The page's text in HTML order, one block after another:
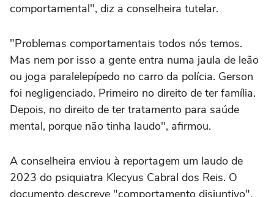
comportamental", diz a conselheira tutelar.
"Problemas comportamentais todos nós temos.
Mas nem por isso a gente entra numa jaula de leão
ou joga paralelepípedo no carro da polícia. Gerson
foi negligenciado. Primeiro no direito de ter família.
Depois, no direito de ter tratamento para saúde
mental, porque não tinha laudo", afirmou.
A conselheira enviou à reportagem um laudo de
2023 do psiquiatra Klecyus Cabral dos Reis. O
documento descreve "comportamento disjuntivo",